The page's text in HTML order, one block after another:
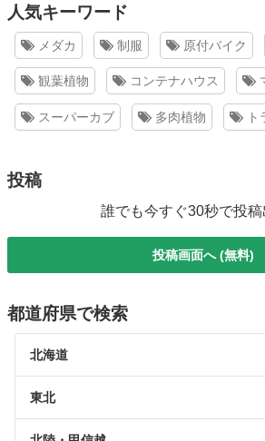
人気キーワード
メダカ 制服 原付バイク
観葉植物 コンテナハウス
スーパーカブ 多肉植物 ト
投稿
誰でも今すぐ30秒で投稿
投稿画面へ (無料)
都道府県で検索
北海道
東北